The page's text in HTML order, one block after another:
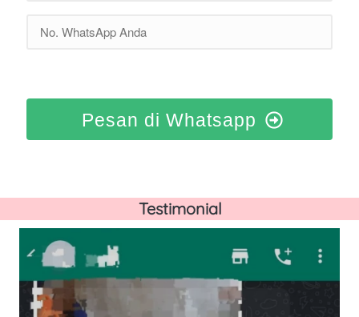
Pesan di Whatsapp
Testimonial